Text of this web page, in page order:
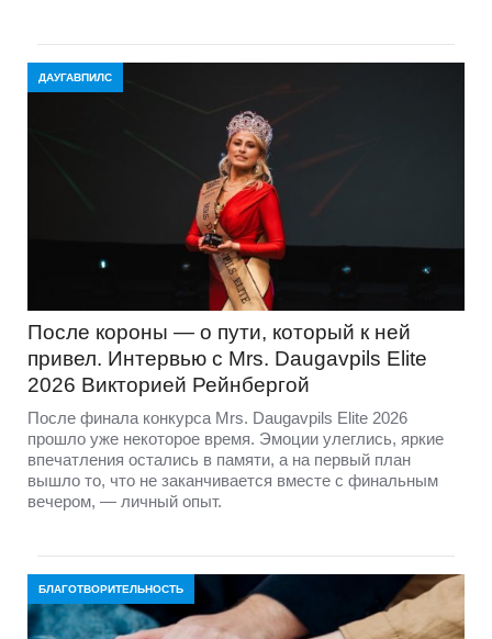
ДАУГАВПИЛС
После короны — о пути, который к ней
привел. Интервью с Mrs. Daugavpils Elite
2026 Викторией Рейнбергой
После финала конкурса Mrs. Daugavpils Elite 2026
прошло уже некоторое время. Эмоции улеглись, яркие
впечатления остались в памяти, а на первый план
вышло то, что не заканчивается вместе с финальным
вечером, — личный опыт.
БЛАГОТВОРИТЕЛЬНОСТЬ